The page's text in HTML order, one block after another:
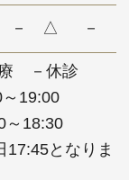
－休診
～19:00
～18:30
17:45となりま
－ △ －